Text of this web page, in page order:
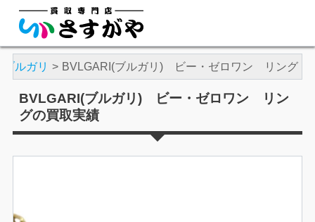
ブルガリ BVLGARI(ブルガリ) ビー・ゼロワン リング
BVLGARI(ブルガリ) ビー・ゼロワン リン
グの買取実績